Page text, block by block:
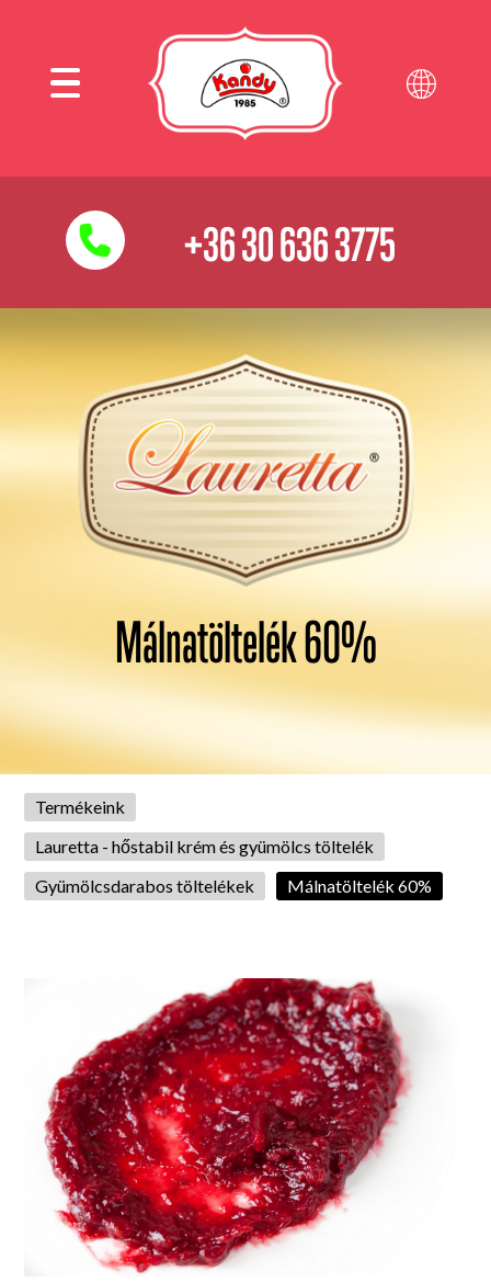
+36 30 636 3775
Málnatöltelék 60%
Termékeink
Lauretta - hőstabil krém és gyümölcs töltelék
Gyümölcsdarabos töltelékek
Málnatöltelék 60%